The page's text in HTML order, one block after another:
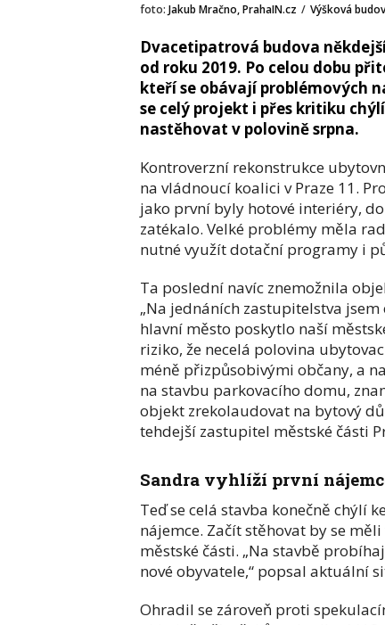
foto: Jakub Mračno, PrahaIN.cz / Výšková
Dvacetipatrová budova
od roku 2019. Po celou dobu
kteří se obávají problémových
se celý projekt i přes kritiku
nastěhovat v polovině srpna.
Kontroverzní rekonstrukce
na vládnoucí koalici v Praze 11.
jako první byly hotové interiéry,
zatékalo. Velké problémy měla
nutné využít dotační programy i
Ta poslední navíc znemožnila
„Na jednáních zastupitelstva
hlavní město poskytlo naší
riziko, že necelá polovina
méně přizpůsobivými občany, a
na stavbu parkovacího domu,
objekt zrekolaudovat na bytový
tehdejší zastupitel městské části
Sandra vyhlíží první
Teď se celá stavba konečně chýlí
nájemce. Začít stěhovat by se
městské části. „Na stavbě
nové obyvatele,“ popsal aktuální
Ohradil se zároveň proti